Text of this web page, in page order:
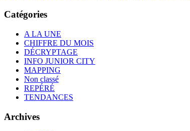
Catégories
A LA UNE
CHIFFRE DU MOIS
DÉCRYPTAGE
INFO JUNIOR CITY
MAPPING
Non classé
REPÉRÉ
TENDANCES
Archives